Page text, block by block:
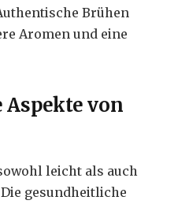
Brühen
Aromen und eine
von
leicht als auch
gesundheitliche